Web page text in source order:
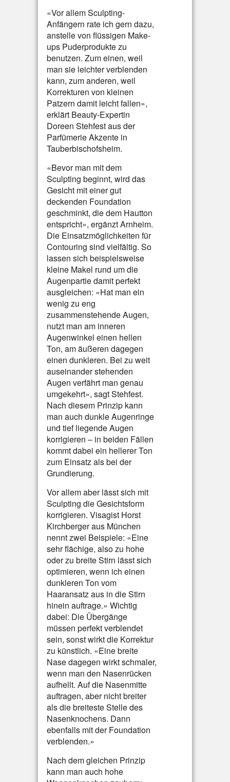
«Vor allem Sculpting-
Anfängern rate ich gern dazu,
anstelle von flüssigen Make-
ups Puderprodukte zu
benutzen. Zum einen, weil
man sie leichter verblenden
kann, zum anderen, weil
Korrekturen von kleinen
Patzern damit leicht fallen»,
erklärt Beauty-Expertin
Doreen Stehfest aus der
Parfümerie Akzente in
Tauberbischofsheim.
«Bevor man mit dem
Sculpting beginnt, wird das
Gesicht mit einer gut
deckenden Foundation
geschminkt, die dem Hautton
entspricht», ergänzt Arnheim.
Die Einsatzmöglichkeiten für
Contouring sind vielfältig. So
lassen sich beispielsweise
kleine Makel rund um die
Augenpartie damit perfekt
ausgleichen: «Hat man ein
wenig zu eng
zusammenstehende Augen,
nutzt man am inneren
Augenwinkel einen hellen
Ton, am äußeren dagegen
einen dunkleren. Bei zu weit
auseinander stehenden
Augen verfährt man genau
umgekehrt», sagt Stehfest.
Nach diesem Prinzip kann
man auch dunkle Augenringe
und tief liegende Augen
korrigieren – in beiden Fällen
kommt dabei ein hellerer Ton
zum Einsatz als bei der
Grundierung.
Vor allem aber lässt sich mit
Sculpting die Gesichtsform
korrigieren. Visagist Horst
Kirchberger aus München
nennt zwei Beispiele: «Eine
sehr flächige, also zu hohe
oder zu breite Stirn lässt sich
optimieren, wenn ich einen
dunkleren Ton vom
Haaransatz aus in die Stirn
hinein auftrage.» Wichtig
dabei: Die Übergänge
müssen perfekt verblendet
sein, sonst wirkt die Korrektur
zu künstlich. «Eine breite
Nase dagegen wirkt schmaler,
wenn man den Nasenrücken
aufhellt. Auf die Nasenmitte
auftragen, aber nicht breiter
als die breiteste Stelle des
Nasenknochens. Dann
ebenfalls mit der Foundation
verblenden.»
Nach dem gleichen Prinzip
kann man auch hohe